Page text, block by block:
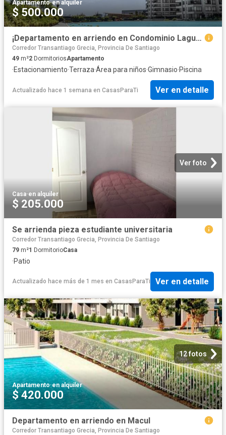
Apartamento·en alquiler
$ 500.000
¡Departamento en arriendo en Condominio Laguna Centro, Macul!
Corredor Transantiago Grecia, Provincia De Santiago
49 m²2 DormitoriosApartamento
·Estacionamiento·Terraza·Área para niños·Gimnasio·Piscina
Actualizado hace 1 semana en CasasParaTi Ver en detalle
Ver foto
Casa·en alquiler
$ 205.000
Se arrienda pieza estudiante universitaria
Corredor Transantiago Grecia, Provincia De Santiago
79 m²1 DormitorioCasa
·Patio
Actualizado hace más de 1 mes en CasasParaTi Ver en detalle
12 fotos
Apartamento·en alquiler
$ 420.000
Departamento en arriendo en Macul
Corredor Transantiago Grecia, Provincia De Santiago